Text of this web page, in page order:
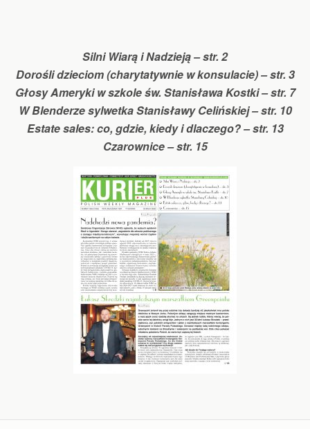
Silni Wiarą i Nadzieją – str. 2
Dorośli dzieciom (charytatywnie w konsulacie) – str. 3
Głosy Ameryki w szkole św. Stanisława Kostki – str. 7
W Blenderze sylwetka Stanisławy Celińskiej – str. 10
Estate sales: co, gdzie, kiedy i dlaczego? – str. 13
Czarownice – str. 15